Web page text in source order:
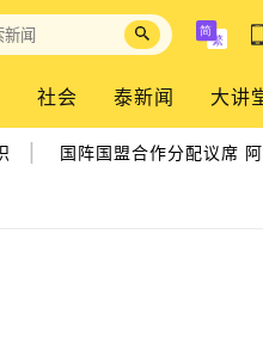
社会 泰新闻 大讲
| 国阵国盟合作分配议席 阿